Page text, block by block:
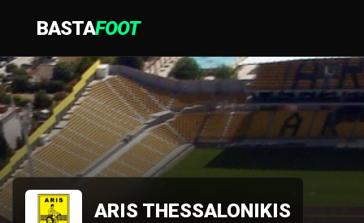
BASTAFOOT
ARIS THESSALONIKIS